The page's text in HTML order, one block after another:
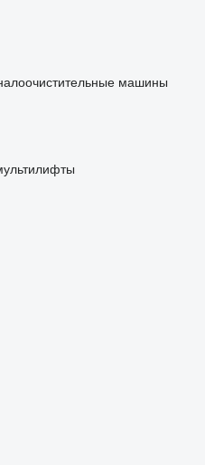
машины